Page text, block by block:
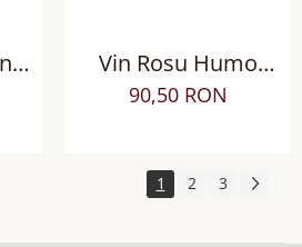
Vin Rosu Humo
Blanco Carmenere
BIO, Sec
90,50 RON
1 2 3